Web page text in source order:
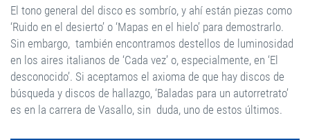
El tono general del disco es sombrío, y ahí están piezas como
‘Ruido en el desierto’ o ‘Mapas en el hielo’ para demostrarlo.
Sin embargo, también encontramos destellos de luminosidad
en los aires italianos de ‘Cada vez’ o, especialmente, en ‘El
desconocido’. Si aceptamos el axioma de que hay discos de
búsqueda y discos de hallazgo, ‘Baladas para un autorretrato’
es en la carrera de Vasallo, sin duda, uno de estos últimos.